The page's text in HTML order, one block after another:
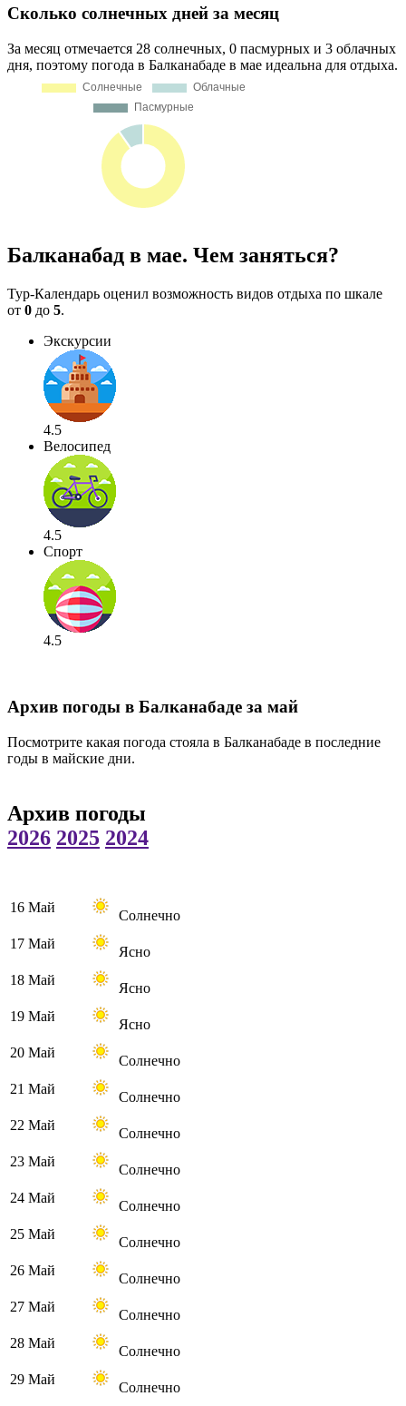
Сколько солнечных дней за месяц
За месяц отмечается 28 солнечных, 0 пасмурных и 3 облачных
дня, поэтому погода в Балканабаде в мае идеальна для отдыха.
Балканабад в мае. Чем заняться?
Тур-Календарь оценил возможность видов отдыха по шкале
от 0 до 5.
Экскурсии
4.5
Велосипед
4.5
Спорт
4.5
Архив погоды в Балканабаде за май
Посмотрите какая погода стояла в Балканабаде в последние
годы в майские дни.
Архив погоды
2026 2025 2024
16 Май
Солнечно
17 Май
Ясно
18 Май
Ясно
19 Май
Ясно
20 Май
Солнечно
21 Май
Солнечно
22 Май
Солнечно
23 Май
Солнечно
24 Май
Солнечно
25 Май
Солнечно
26 Май
Солнечно
27 Май
Солнечно
28 Май
Солнечно
29 Май
Солнечно